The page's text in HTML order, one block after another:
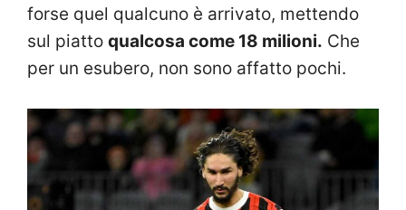
forse quel qualcuno è arrivato, mettendo
sul piatto qualcosa come 18 milioni. Che
per un esubero, non sono affatto pochi.